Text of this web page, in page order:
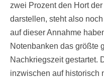
zwei Prozent den Hort
darstellen, steht also
auf dieser Annahme
Notenbanken das größte
Nachkriegszeit gestartet.
inzwischen auf historisch